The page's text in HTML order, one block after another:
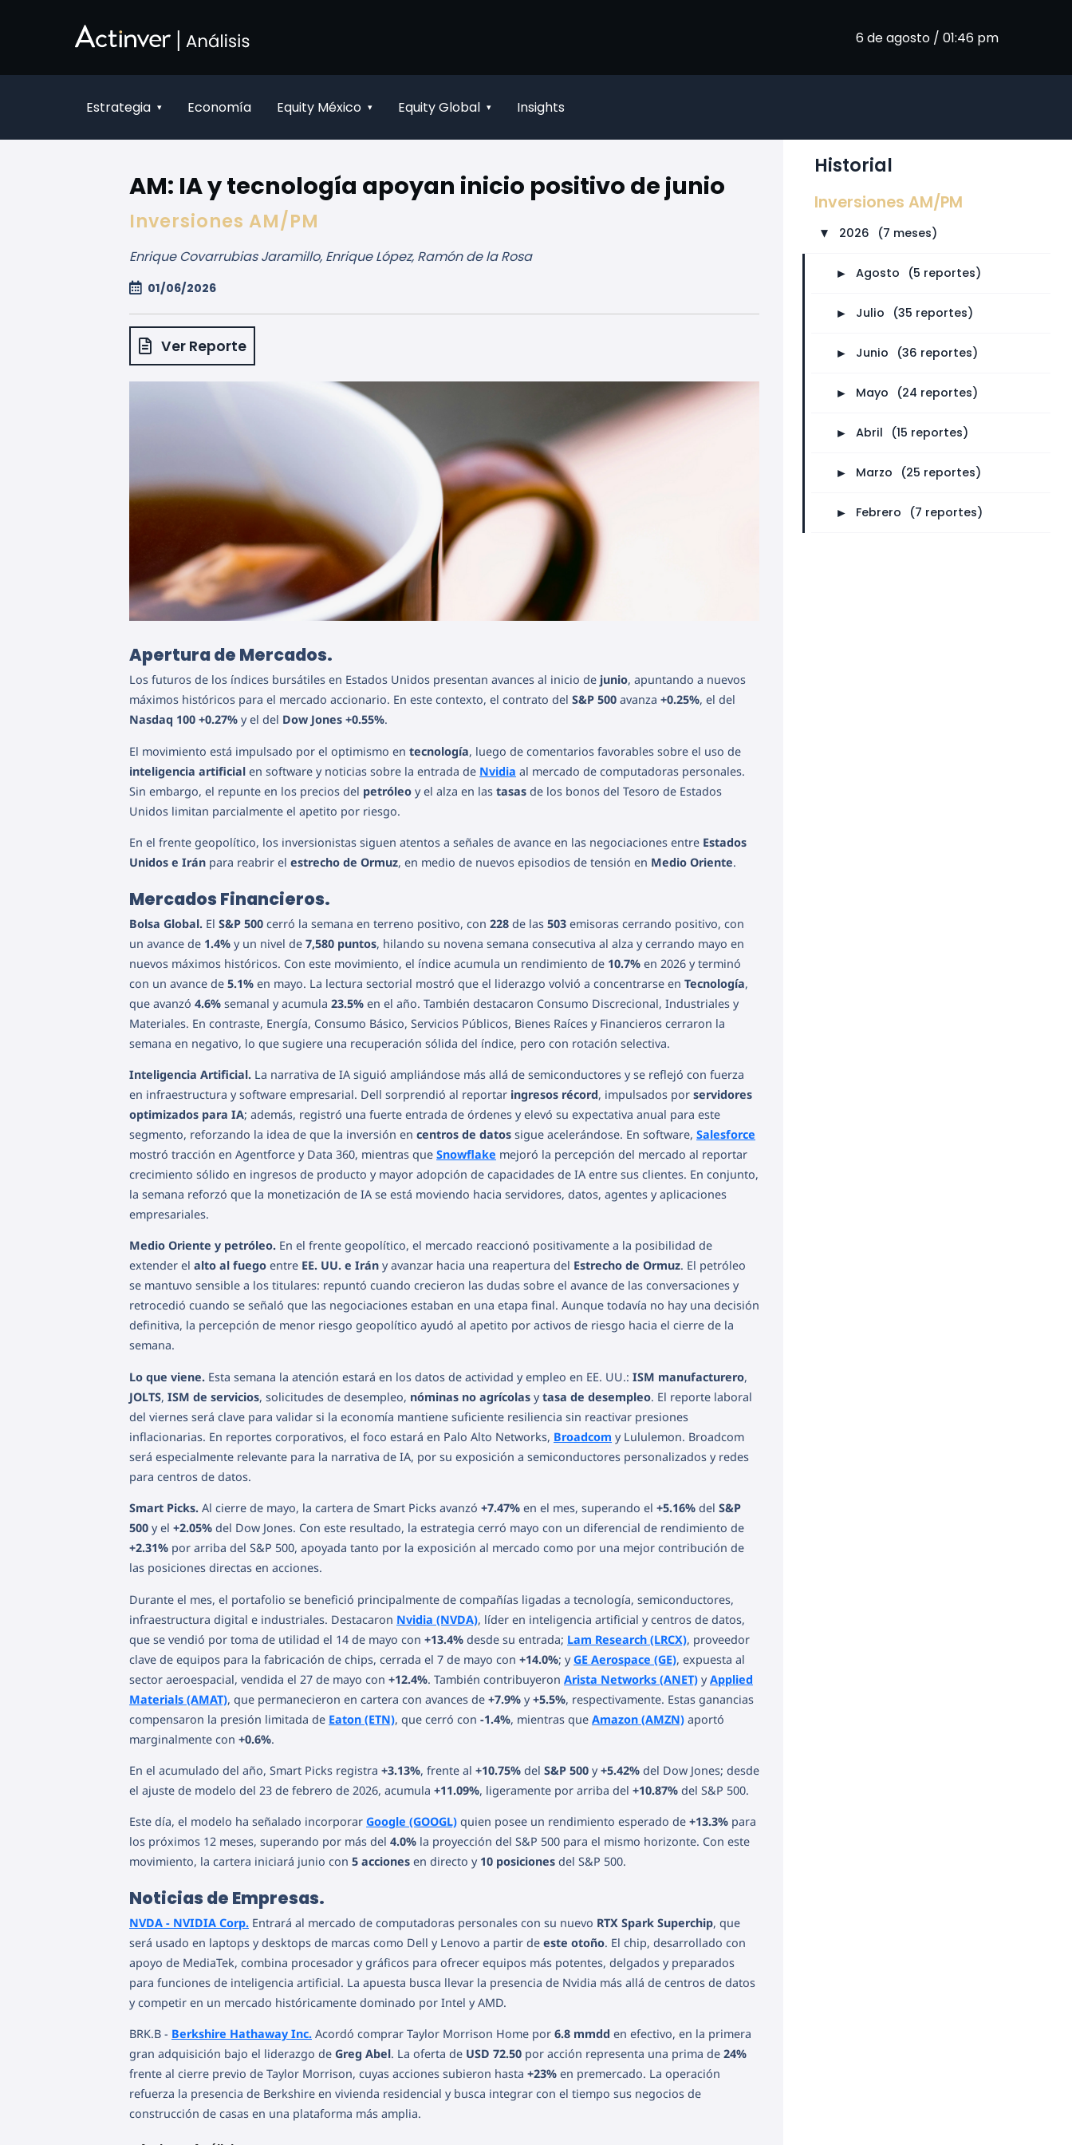
6 de agosto / 01:46 pm
Estrategia ▾ Economía Equity México ▾ Equity Global ▾ Insights
AM: IA y tecnología apoyan inicio positivo de junio
Inversiones AM/PM
Enrique Covarrubias Jaramillo, Enrique López, Ramón de la Rosa
01/06/2026
Ver Reporte
Apertura de Mercados.
Los futuros de los índices bursátiles en Estados Unidos presentan avances al inicio de junio, apuntando a nuevos
máximos históricos para el mercado accionario. En este contexto, el contrato del S&P 500 avanza +0.25%, el del
Nasdaq 100 +0.27% y el del Dow Jones +0.55%.
El movimiento está impulsado por el optimismo en tecnología, luego de comentarios favorables sobre el uso de
inteligencia artificial en software y noticias sobre la entrada de Nvidia al mercado de computadoras personales.
Sin embargo, el repunte en los precios del petróleo y el alza en las tasas de los bonos del Tesoro de Estados
Unidos limitan parcialmente el apetito por riesgo.
En el frente geopolítico, los inversionistas siguen atentos a señales de avance en las negociaciones entre Estados
Unidos e Irán para reabrir el estrecho de Ormuz, en medio de nuevos episodios de tensión en Medio Oriente.
Mercados Financieros.
Bolsa Global. El S&P 500 cerró la semana en terreno positivo, con 228 de las 503 emisoras cerrando positivo, con
un avance de 1.4% y un nivel de 7,580 puntos, hilando su novena semana consecutiva al alza y cerrando mayo en
nuevos máximos históricos. Con este movimiento, el índice acumula un rendimiento de 10.7% en 2026 y terminó
con un avance de 5.1% en mayo. La lectura sectorial mostró que el liderazgo volvió a concentrarse en Tecnología,
que avanzó 4.6% semanal y acumula 23.5% en el año. También destacaron Consumo Discrecional, Industriales y
Materiales. En contraste, Energía, Consumo Básico, Servicios Públicos, Bienes Raíces y Financieros cerraron la
semana en negativo, lo que sugiere una recuperación sólida del índice, pero con rotación selectiva.
Inteligencia Artificial. La narrativa de IA siguió ampliándose más allá de semiconductores y se reflejó con fuerza
en infraestructura y software empresarial. Dell sorprendió al reportar ingresos récord, impulsados por servidores
optimizados para IA; además, registró una fuerte entrada de órdenes y elevó su expectativa anual para este
segmento, reforzando la idea de que la inversión en centros de datos sigue acelerándose. En software, Salesforce
mostró tracción en Agentforce y Data 360, mientras que Snowflake mejoró la percepción del mercado al reportar
crecimiento sólido en ingresos de producto y mayor adopción de capacidades de IA entre sus clientes. En conjunto,
la semana reforzó que la monetización de IA se está moviendo hacia servidores, datos, agentes y aplicaciones
empresariales.
Medio Oriente y petróleo. En el frente geopolítico, el mercado reaccionó positivamente a la posibilidad de
extender el alto al fuego entre EE. UU. e Irán y avanzar hacia una reapertura del Estrecho de Ormuz. El petróleo
se mantuvo sensible a los titulares: repuntó cuando crecieron las dudas sobre el avance de las conversaciones y
retrocedió cuando se señaló que las negociaciones estaban en una etapa final. Aunque todavía no hay una decisión
definitiva, la percepción de menor riesgo geopolítico ayudó al apetito por activos de riesgo hacia el cierre de la
semana.
Lo que viene. Esta semana la atención estará en los datos de actividad y empleo en EE. UU.: ISM manufacturero,
JOLTS, ISM de servicios, solicitudes de desempleo, nóminas no agrícolas ytasa de desempleo. El reporte laboral
del viernes será clave para validar si la economía mantiene suficiente resiliencia sin reactivar presiones
inflacionarias. En reportes corporativos, el foco estará en Palo Alto Networks, Broadcom y Lululemon. Broadcom
será especialmente relevante para la narrativa de IA, por su exposición a semiconductores personalizados y redes
para centros de datos.
Smart Picks. Al cierre de mayo, la cartera de Smart Picks avanzó +7.47% en el mes, superando el +5.16% del S&P
500 y el +2.05% del Dow Jones. Con este resultado, la estrategia cerró mayo con un diferencial de rendimiento de
+2.31% por arriba del S&P 500, apoyada tanto por la exposición al mercado como por una mejor contribución de
las posiciones directas en acciones.
Durante el mes, el portafolio se benefició principalmente de compañías ligadas a tecnología, semiconductores,
infraestructura digital e industriales. Destacaron Nvidia (NVDA), líder en inteligencia artificial y centros de datos,
que se vendió por toma de utilidad el 14 de mayo con +13.4% desde su entrada; Lam Research (LRCX), proveedor
clave de equipos para la fabricación de chips, cerrada el 7 de mayo con +14.0%; yGE Aerospace (GE), expuesta al
sector aeroespacial, vendida el 27 de mayo con +12.4%. También contribuyeron Arista Networks (ANET) yApplied
Materials (AMAT), que permanecieron en cartera con avances de +7.9% y+5.5%, respectivamente. Estas ganancias
compensaron la presión limitada de Eaton (ETN), que cerró con -1.4%, mientras que Amazon (AMZN) aportó
marginalmente con +0.6%.
En el acumulado del año, Smart Picks registra +3.13%, frente al +10.75% del S&P 500 y+5.42% del Dow Jones; desde
el ajuste de modelo del 23 de febrero de 2026, acumula +11.09%, ligeramente por arriba del +10.87% del S&P 500.
Este día, el modelo ha señalado incorporar Google (GOOGL) quien posee un rendimiento esperado de +13.3% para
los próximos 12 meses, superando por más del 4.0% la proyección del S&P 500 para el mismo horizonte. Con este
movimiento, la cartera iniciará junio con 5 acciones en directo y 10 posiciones del S&P 500.
Noticias de Empresas.
NVDA - NVIDIA Corp. Entrará al mercado de computadoras personales con su nuevo RTX Spark Superchip, que
será usado en laptops y desktops de marcas como Dell y Lenovo a partir de este otoño. El chip, desarrollado con
apoyo de MediaTek, combina procesador y gráficos para ofrecer equipos más potentes, delgados y preparados
para funciones de inteligencia artificial. La apuesta busca llevar la presencia de Nvidia más allá de centros de datos
y competir en un mercado históricamente dominado por Intel y AMD.
BRK.B - Berkshire Hathaway Inc. Acordó comprar Taylor Morrison Home por 6.8 mmdd en efectivo, en la primera
gran adquisición bajo el liderazgo de Greg Abel. La oferta de USD 72.50 por acción representa una prima de 24%
frente al cierre previo de Taylor Morrison, cuyas acciones subieron hasta +23% en premercado. La operación
refuerza la presencia de Berkshire en vivienda residencial y busca integrar con el tiempo sus negocios de
construcción de casas en una plataforma más amplia.
Historial
Inversiones AM/PM
► 2026 (7 meses)
► Agosto (5 reportes)
► Julio (35 reportes)
► Junio (36 reportes)
► Mayo (24 reportes)
► Abril (15 reportes)
► Marzo (25 reportes)
► Febrero (7 reportes)